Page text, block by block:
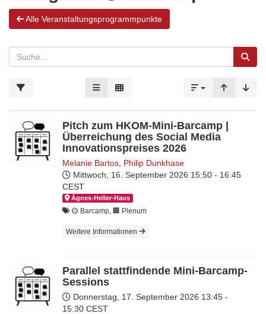
Alle Veranstaltungsprogrammpunkte
Pitch zum HKOM-Mini-Barcamp |
Überreichung des Social Media
Innovationspreises 2026
Melanie Bartos Philip Dunkhase
Mittwoch, 16. September 2026 15:50 - 16:45
CEST
Ágnes-Hel­ler-Haus
🟡 Barcamp, 🏢 Plenum
Weitere Informationen
Parallel stattfindende Mini-Barcamp-
Sessions
Donnerstag, 17. September 2026 13:45 -
15:30 CEST